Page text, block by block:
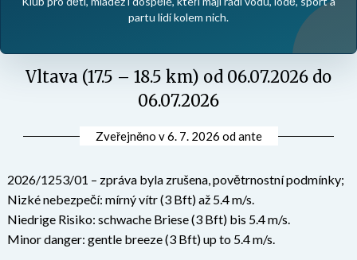
partu lidí kolem nich.
Vltava (17.5 – 18.5 km) od 06.07.2026 do
06.07.2026
Zveřejněno v6. 7. 2026 odante
2026/1253/01 – zpráva byla zrušena, povětrnostní podmínky;
Nizké nebezpečí: mírný vítr (3 Bft) až 5.4 m/s.
Niedrige Risiko: schwache Briese (3 Bft) bis 5.4 m/s.
Minor danger: gentle breeze (3 Bft) up to 5.4 m/s.